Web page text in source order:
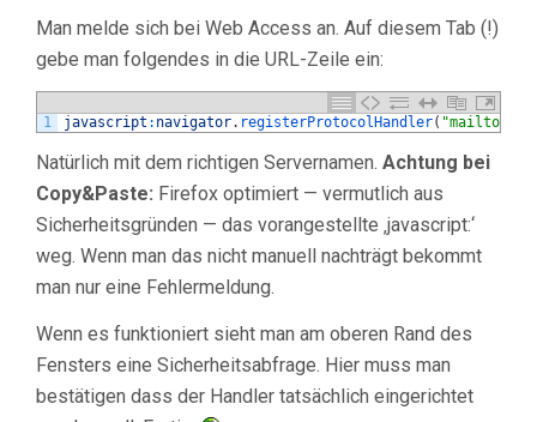
Man melde sich bei Web Access an. Auf diesem Tab (!)
gebe man folgendes in die URL-Zeile ein:
1 javascript : navigator. registerProtocolHandler( "mailto"
Natürlich mit dem richtigen Servernamen. Achtung bei
Copy&Paste: Firefox optimiert — vermutlich aus
Sicherheitsgründen — das vorangestellte ‚javascript:‘
weg. Wenn man das nicht manuell nachträgt bekommt
man nur eine Fehlermeldung.
Wenn es funktioniert sieht man am oberen Rand des
Fensters eine Sicherheitsabfrage. Hier muss man
bestätigen dass der Handler tatsächlich eingerichtet